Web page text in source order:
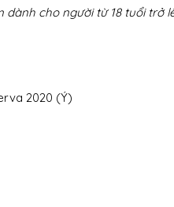
cho người từ 18 tuổi trở
2020 (Ý)